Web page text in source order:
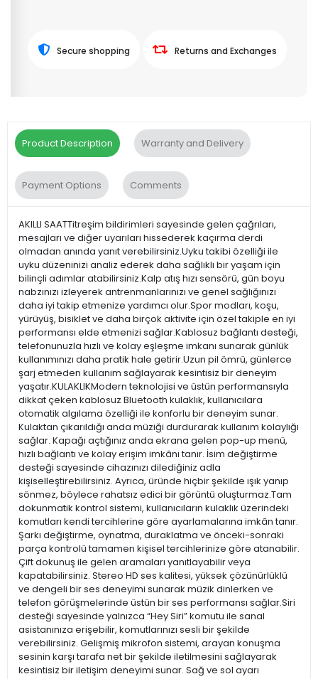
Secure shopping Returns and Exchanges
Product Description Warranty and Delivery
Payment Options Comments
AKILLI SAATTitreşim bildirimleri sayesinde gelen çağrıları,
mesajları ve diğer uyarıları hissederek kaçırma derdi
olmadan anında yanıt verebilirsiniz.Uyku takibi özelliği ile
uyku düzeninizi analiz ederek daha sağlıklı bir yaşam için
bilinçli adımlar atabilirsiniz.Kalp atış hızı sensörü, gün boyu
nabzınızı izleyerek antrenmanlarınızı ve genel sağlığınızı
daha iyi takip etmenize yardımcı olur.Spor modları, koşu,
yürüyüş, bisiklet ve daha birçok aktivite için özel takiple en iyi
performansı elde etmenizi sağlar.Kablosuz bağlantı desteği,
telefonunuzla hızlı ve kolay eşleşme imkanı sunarak günlük
kullanımınızı daha pratik hale getirir.Uzun pil ömrü, günlerce
şarj etmeden kullanım sağlayarak kesintisiz bir deneyim
yaşatır.KULAKLIKModern teknolojisi ve üstün performansıyla
dikkat çeken kablosuz Bluetooth kulaklık, kullanıcılara
otomatik algılama özelliği ile konforlu bir deneyim sunar.
Kulaktan çıkarıldığı anda müziği durdurarak kullanım kolaylığı
sağlar. Kapağı açtığınız anda ekrana gelen pop-up menü,
hızlı bağlantı ve kolay erişim imkânı tanır. İsim değiştirme
desteği sayesinde cihazınızı dilediğiniz adla
kişiselleştirebilirsiniz. Ayrıca, üründe hiçbir şekilde ışık yanıp
sönmez, böylece rahatsız edici bir görüntü oluşturmaz.Tam
dokunmatik kontrol sistemi, kullanıcıların kulaklık üzerindeki
komutları kendi tercihlerine göre ayarlamalarına imkân tanır.
Şarkı değiştirme, oynatma, duraklatma ve önceki-sonraki
parça kontrolü tamamen kişisel tercihlerinize göre atanabilir.
Çift dokunuş ile gelen aramaları yanıtlayabilir veya
kapatabilirsiniz. Stereo HD ses kalitesi, yüksek çözünürlüklü
ve dengeli bir ses deneyimi sunarak müzik dinlerken ve
telefon görüşmelerinde üstün bir ses performansı sağlar.Siri
desteği sayesinde yalnızca “Hey Siri” komutu ile sanal
asistanınıza erişebilir, komutlarınızı sesli bir şekilde
verebilirsiniz. Gelişmiş mikrofon sistemi, arayan konuşma
sesinin karşı tarafa net bir şekilde iletilmesini sağlayarak
kesintisiz bir iletişim deneyimi sunar. Sağ ve sol ayarı